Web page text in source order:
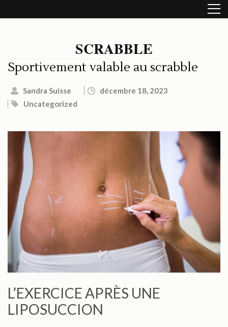
au
SCRABBLE
Sportivement valable au scrabble
Sandra Suisse
décembre 18, 2023
Uncategorized
L’EXERCICE APRÈS UNE
LIPOSUCCION